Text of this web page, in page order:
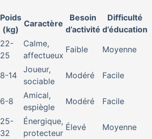
Poids
(kg)
Caractère
Besoin
d’activité
Difficulté
d’éducation
22-
25
Calme,
affectueux
Faible
Moyenne
8-14
Joueur,
sociable
Modéré Facile
6-8
Amical,
espiègle
Modéré Facile
25-
32
Énergique,
protecteur
Élevé
Moyenne